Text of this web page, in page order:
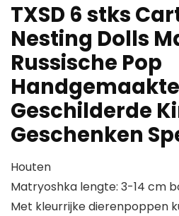
TXSD 6 stks
Nesting Dolls
Russische Pop
Handgemaakte
Geschilderde
Geschenken
Houten
Matryoshka lengte: 3-14 cm
Met kleurrijke dierenpoppen